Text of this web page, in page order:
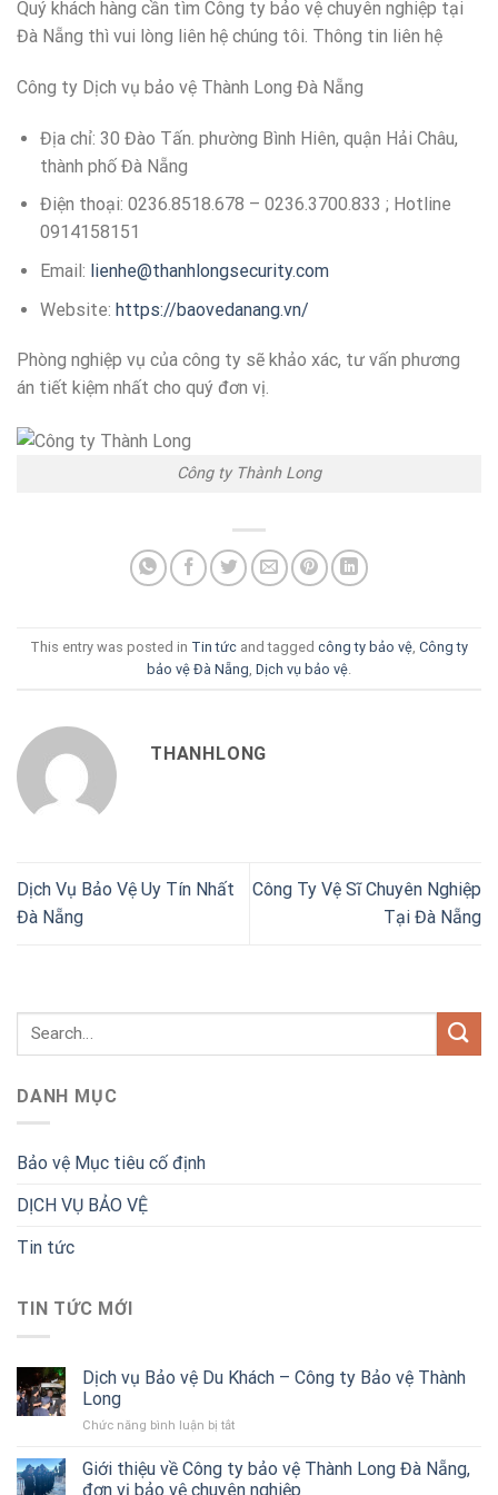
Quý khách hàng cần tìm Công ty bảo vệ chuyên nghiệp tại
Đà Nẵng thì vui lòng liên hệ chúng tôi. Thông tin liên hệ
Công ty Dịch vụ bảo vệ Thành Long Đà Nẵng
Địa chỉ: 30 Đào Tấn. phường Bình Hiên, quận Hải Châu,
thành phố Đà Nẵng
Điện thoại: 0236.8518.678 – 0236.3700.833 ; Hotline
0914158151
Email: lienhe@thanhlongsecurity.com
Website: https://baovedanang.vn/
Phòng nghiệp vụ của công ty sẽ khảo xác, tư vấn phương
án tiết kiệm nhất cho quý đơn vị.
Công ty Thành Long
This entry was posted in Tin tức and tagged công ty bảo vệ Công ty
bảo vệ Đà Nẵng Dịch vụ bảo vệ
THANHLONG
Dịch Vụ Bảo Vệ Uy Tín Nhất
Đà Nẵng
Công Ty Vệ Sĩ Chuyên Nghiệp
Tại Đà Nẵng
DANH MỤC
Bảo vệ Mục tiêu cố định
DỊCH VỤ BẢO VỆ
Tin tức
TIN TỨC MỚI
Dịch vụ Bảo vệ Du Khách – Công ty Bảo vệ Thành
Long
Chức năng bình luận bị tắtở
vụ
Bảo
Giới thiệu về Công ty bảo vệ Thành Long Đà Nẵng,
đơn vị bảo vệ chuyên nghiệp